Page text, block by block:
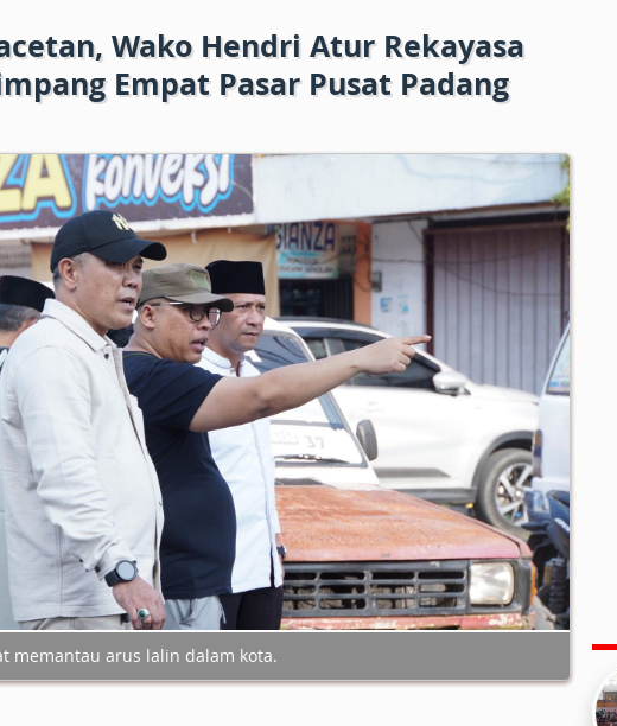
Wako Hendri Atur Rekayasa
Empat Pasar Pusat Padang
memantau arus lalin dalam kota.